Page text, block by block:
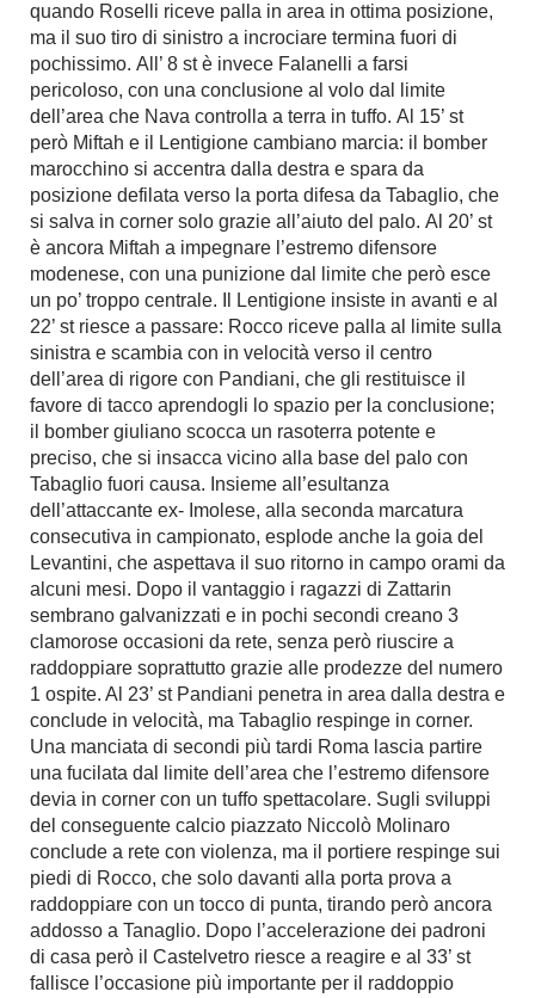
quando Roselli riceve palla in area in ottima posizione,
ma il suo tiro di sinistro a incrociare termina fuori di
pochissimo. All’ 8 st è invece Falanelli a farsi
pericoloso, con una conclusione al volo dal limite
dell’area che Nava controlla a terra in tuffo. Al 15’ st
però Miftah e il Lentigione cambiano marcia: il bomber
marocchino si accentra dalla destra e spara da
posizione defilata verso la porta difesa da Tabaglio, che
si salva in corner solo grazie all’aiuto del palo. Al 20’ st
è ancora Miftah a impegnare l’estremo difensore
modenese, con una punizione dal limite che però esce
un po’ troppo centrale. Il Lentigione insiste in avanti e al
22’ st riesce a passare: Rocco riceve palla al limite sulla
sinistra e scambia con in velocità verso il centro
dell’area di rigore con Pandiani, che gli restituisce il
favore di tacco aprendogli lo spazio per la conclusione;
il bomber giuliano scocca un rasoterra potente e
preciso, che si insacca vicino alla base del palo con
Tabaglio fuori causa. Insieme all’esultanza
dell’attaccante ex- Imolese, alla seconda marcatura
consecutiva in campionato, esplode anche la goia del
Levantini, che aspettava il suo ritorno in campo orami da
alcuni mesi. Dopo il vantaggio i ragazzi di Zattarin
sembrano galvanizzati e in pochi secondi creano 3
clamorose occasioni da rete, senza però riuscire a
raddoppiare soprattutto grazie alle prodezze del numero
1 ospite. Al 23’ st Pandiani penetra in area dalla destra e
conclude in velocità, ma Tabaglio respinge in corner.
Una manciata di secondi più tardi Roma lascia partire
una fucilata dal limite dell’area che l’estremo difensore
devia in corner con un tuffo spettacolare. Sugli sviluppi
del conseguente calcio piazzato Niccolò Molinaro
conclude a rete con violenza, ma il portiere respinge sui
piedi di Rocco, che solo davanti alla porta prova a
raddoppiare con un tocco di punta, tirando però ancora
addosso a Tanaglio. Dopo l’accelerazione dei padroni
di casa però il Castelvetro riesce a reagire e al 33’ st
fallisce l’occasione più importante per il raddoppio